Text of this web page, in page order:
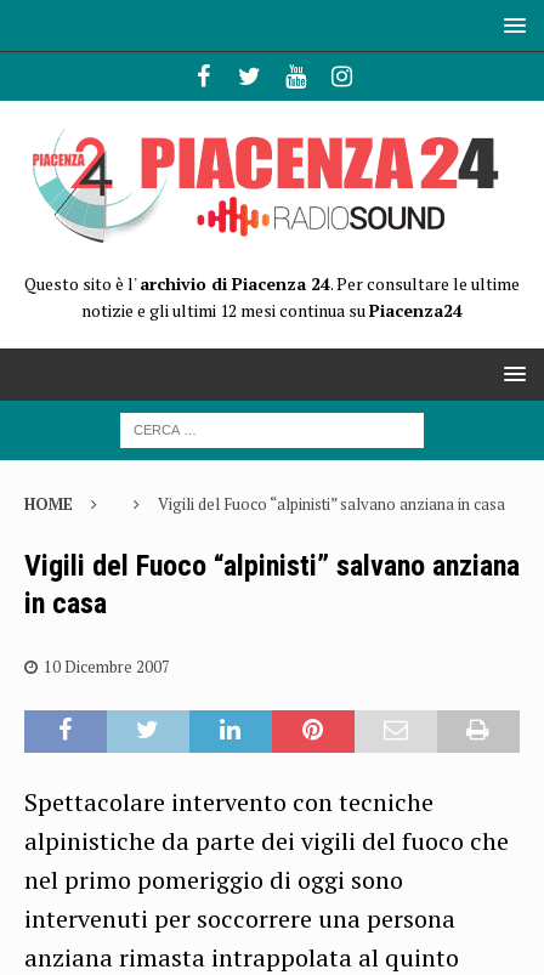
Questo sito è l'archivio di Piacenza 24. Per consultare le ultime
notizie e gli ultimi 12 mesi continua suPiacenza24
HOME Vigili del Fuoco “alpinisti” salvano anziana in casa
Vigili del Fuoco “alpinisti” salvano anziana
in casa
10 Dicembre 2007
Spettacolare intervento con tecniche
alpinistiche da parte dei vigili del fuoco che
nel primo pomeriggio di oggi sono
intervenuti per soccorrere una persona
anziana rimasta intrappolata al quinto